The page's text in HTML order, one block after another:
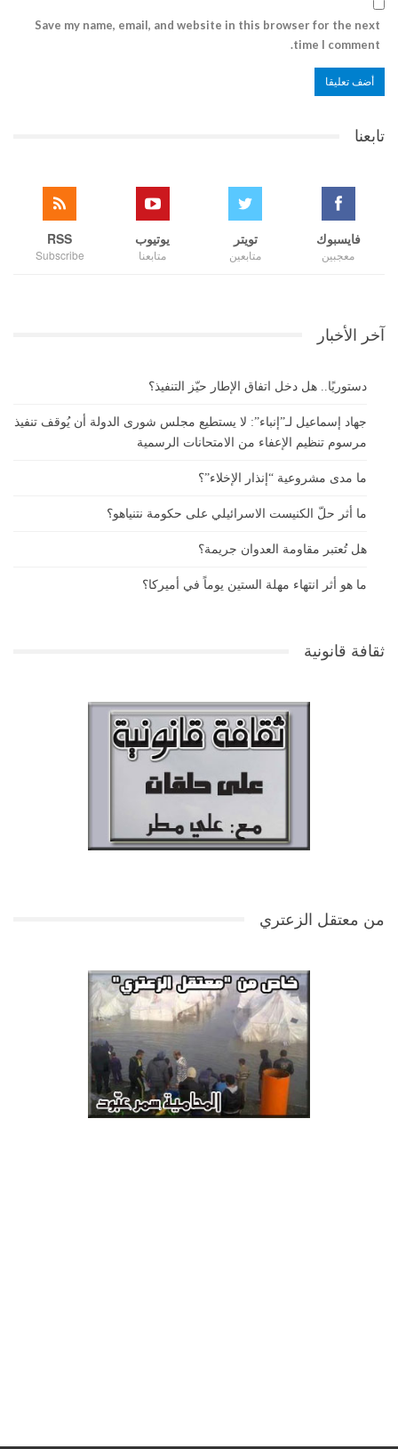
Save my name, email, and website in this browser for the next
time I comment.
تابعنا
فايسبوك
معجبين
تويتر
متابعين
يوتيوب
متابعنا
RSS
Subscribe
آخر الأخبار
دستوريًا.. هل دخل اتفاق الإطار حيّز التنفيذ؟
جهاد إسماعيل لـ”إنباء”: لا يستطيع مجلس شورى الدولة أن يُوقف تنفيذ
مرسوم تنظيم الإعفاء من الامتحانات الرسمية
ما مدى مشروعية “إنذار الإخلاء”؟
ما أثر حلّ الكنيست الاسرائيلي على حكومة نتنياهو؟
هل تُعتبر مقاومة العدوان جريمة؟
ما هو أثر انتهاء مهلة الستين يوماً في أميركا؟
ثقافة قانونية
من معتقل الزعتري